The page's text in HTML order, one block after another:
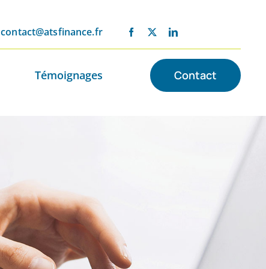
contact@atsfinance.fr
Témoignages Contact